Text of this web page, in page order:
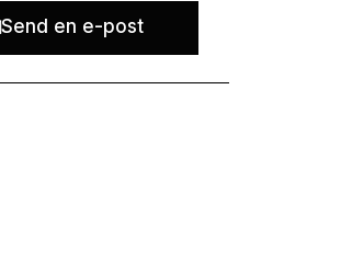
Send en e-post